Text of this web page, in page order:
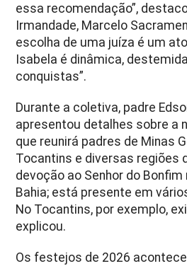
essa recomendação”,
Irmandade, Marcelo
escolha de uma juíza é um
Isabela é dinâmica,
conquistas”.
Durante a coletiva, padre
apresentou detalhes sobre a
que reunirá padres de Minas
Tocantins e diversas regiões
devoção ao Senhor do
Bahia; está presente em
No Tocantins, por exemplo,
explicou.
Os festejos de 2026